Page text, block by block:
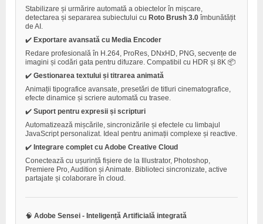
Stabilizare și urmărire automată a obiectelor în mișcare,
detectarea și separarea subiectului cu Roto Brush 3.0 îmbunătățit
de AI.
✔️ Exportare avansată cu Media Encoder
Redare profesională în H.264, ProRes, DNxHD, PNG, secvențe de
imagini și codări gata pentru difuzare. Compatibil cu HDR și 8K 📦
✔️ Gestionarea textului și titrarea animată
Animații tipografice avansate, presetări de titluri cinematografice,
efecte dinamice și scriere automată cu trasee.
✔️ Suport pentru expresii și scripturi
Automatizează mișcările, sincronizările și efectele cu limbajul
JavaScript personalizat. Ideal pentru animații complexe și reactive.
✔️ Integrare complet cu Adobe Creative Cloud
Conectează cu ușurință fișiere de la Illustrator, Photoshop,
Premiere Pro, Audition și Animate. Biblioteci sincronizate, active
partajate și colaborare în cloud.
🧠 Adobe Sensei - Inteligență Artificială integrată